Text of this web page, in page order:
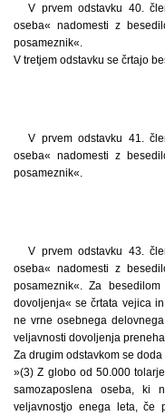
V prvem odstavku 40.
oseba« nadomesti z
posameznik«.
V tretjem odstavku se črtajo
V prvem odstavku 41.
oseba« nadomesti z
posameznik«.
V prvem odstavku 43.
oseba« nadomesti z
posameznik«. Za
dovoljenja« se črtata vejica
ne vrne osebnega
veljavnosti dovoljenja
Za drugim odstavkom se
»(3) Z globo od 50.000
samozaposlena oseba, ki
veljavnostjo enega leta, če